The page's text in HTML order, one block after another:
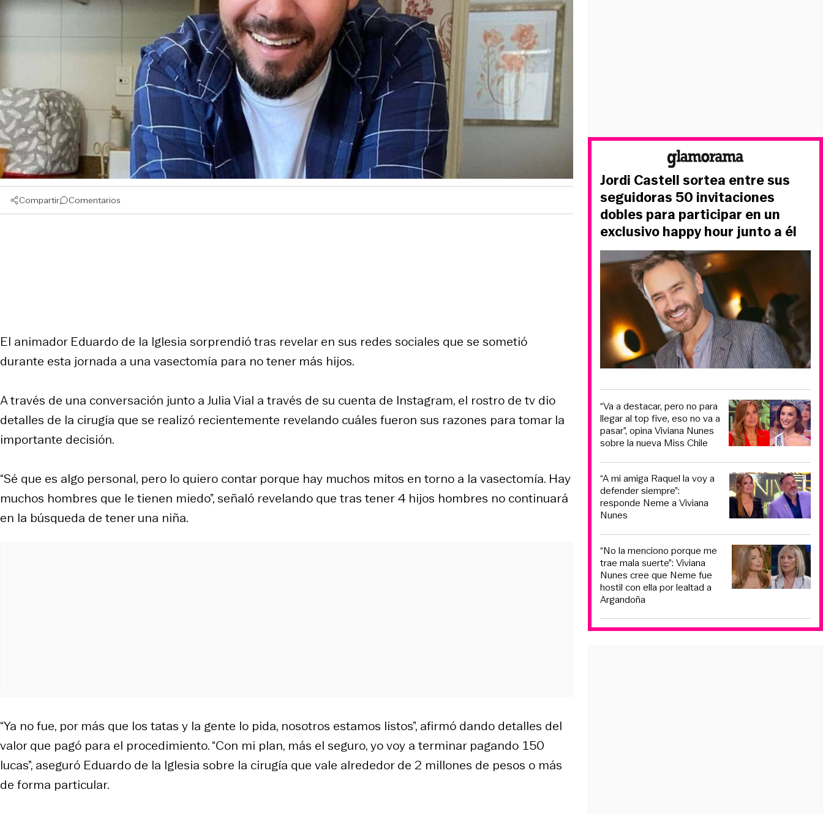
Compartir Comentarios
El animador Eduardo de la Iglesia sorprendió tras revelar en sus redes sociales que se sometió
durante esta jornada a una vasectomía para no tener más hijos.
A través de una conversación junto a Julia Vial a través de su cuenta de Instagram, el rostro de tv dio
detalles de la cirugía que se realizó recientemente revelando cuáles fueron sus razones para tomar la
importante decisión.
“Sé que es algo personal, pero lo quiero contar porque hay muchos mitos en torno a la vasectomía. Hay
muchos hombres que le tienen miedo”, señaló revelando que tras tener 4 hijos hombres no continuará
en la búsqueda de tener una niña.
“Ya no fue, por más que los tatas y la gente lo pida, nosotros estamos listos”, afirmó dando detalles del
valor que pagó para el procedimiento. “Con mi plan, más el seguro, yo voy a terminar pagando 150
lucas”, aseguró Eduardo de la Iglesia sobre la cirugía que vale alrededor de 2 millones de pesos o más
de forma particular.
Jordi Castell sortea entre sus
seguidoras 50 invitaciones
dobles para participar en un
exclusivo happy hour junto a él
“Va a destacar, pero no para
llegar al top five, eso no va a
pasar”, opina Viviana Nunes
sobre la nueva Miss Chile
“A mi amiga Raquel la voy a
defender siempre”:
responde Neme a Viviana
Nunes
“No la menciono porque me
trae mala suerte”: Viviana
Nunes cree que Neme fue
hostil con ella por lealtad a
Argandoña